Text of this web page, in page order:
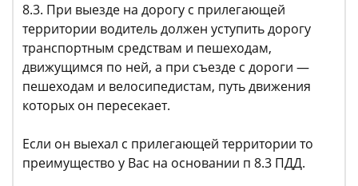
8.3. При выезде на дорогу с прилегающей
территории водитель должен уступить дорогу
транспортным средствам и пешеходам,
движущимся по ней, а при съезде с дороги —
пешеходам и велосипедистам, путь движения
которых он пересекает.
Если он выехал с прилегающей территории то
преимущество у Вас на основании п 8.3 ПДД.